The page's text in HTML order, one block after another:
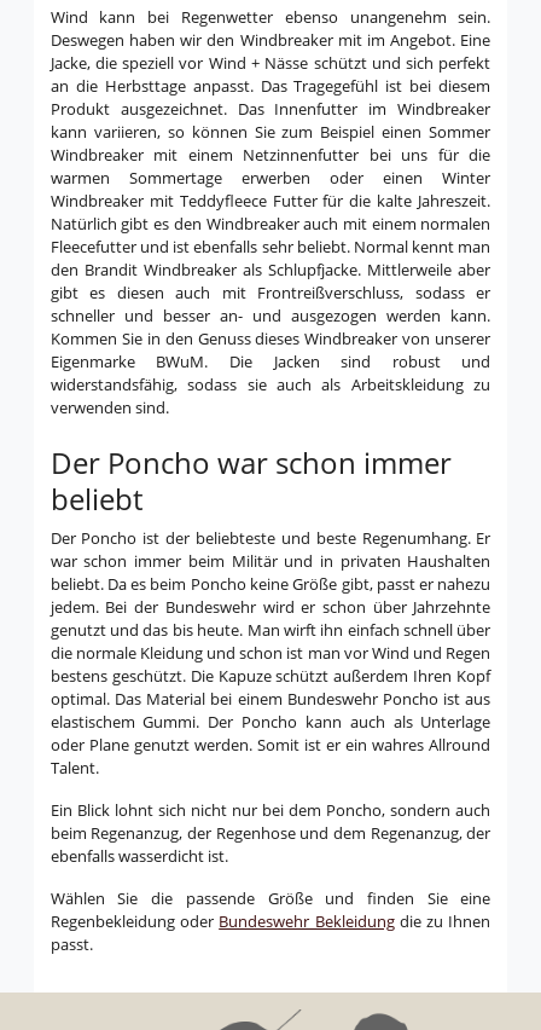
Wind kann bei Regenwetter ebenso unangenehm sein.
Deswegen haben wir den Windbreaker mit im Angebot. Eine
Jacke, die speziell vor Wind + Nässe schützt und sich perfekt
an die Herbsttage anpasst. Das Tragegefühl ist bei diesem
Produkt ausgezeichnet. Das Innenfutter im Windbreaker
kann variieren, so können Sie zum Beispiel einen Sommer
Windbreaker mit einem Netzinnenfutter bei uns für die
warmen Sommertage erwerben oder einen Winter
Windbreaker mit Teddyfleece Futter für die kalte Jahreszeit.
Natürlich gibt es den Windbreaker auch mit einem normalen
Fleecefutter und ist ebenfalls sehr beliebt. Normal kennt man
den Brandit Windbreaker als Schlupfjacke. Mittlerweile aber
gibt es diesen auch mit Frontreißverschluss, sodass er
schneller und besser an- und ausgezogen werden kann.
Kommen Sie in den Genuss dieses Windbreaker von unserer
Eigenmarke BWuM. Die Jacken sind robust und
widerstandsfähig, sodass sie auch als Arbeitskleidung zu
verwenden sind.
Der Poncho war schon immer
beliebt
Der Poncho ist der beliebteste und beste Regenumhang. Er
war schon immer beim Militär und in privaten Haushalten
beliebt. Da es beim Poncho keine Größe gibt, passt er nahezu
jedem. Bei der Bundeswehr wird er schon über Jahrzehnte
genutzt und das bis heute. Man wirft ihn einfach schnell über
die normale Kleidung und schon ist man vor Wind und Regen
bestens geschützt. Die Kapuze schützt außerdem Ihren Kopf
optimal. Das Material bei einem Bundeswehr Poncho ist aus
elastischem Gummi. Der Poncho kann auch als Unterlage
oder Plane genutzt werden. Somit ist er ein wahres Allround
Talent.
Ein Blick lohnt sich nicht nur bei dem Poncho, sondern auch
beim Regenanzug, der Regenhose und dem Regenanzug, der
ebenfalls wasserdicht ist.
Wählen Sie die passende Größe und finden Sie eine
Regenbekleidung oder Bundeswehr Bekleidungdie zu Ihnen
passt.